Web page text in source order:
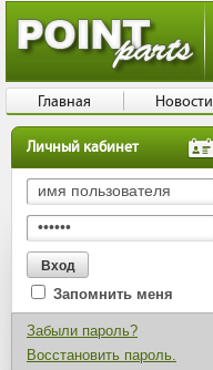
Личный кабинет
Запомнить меня
Забыли пароль?
Восстановить пароль.
Главная Новости